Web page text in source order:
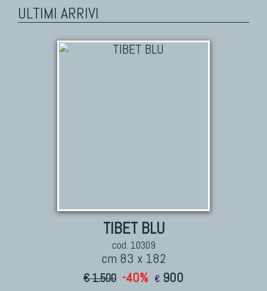
ULTIMI ARRIVI
TIBET BLU
cod. 10309
cm 83 x 182
€ 1.500 -40% € 900